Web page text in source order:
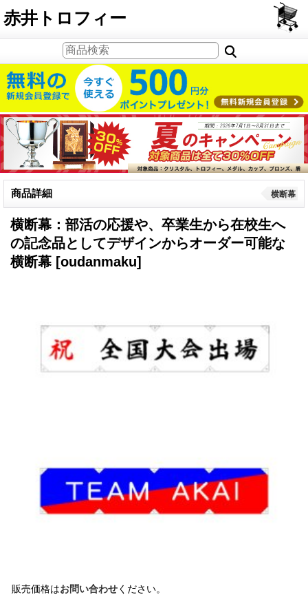
PCサイト
赤井トロフィー
商品詳細 横断幕
横断幕：部活の応援や、卒業生から在校生へ
の記念品としてデザインからオーダー可能な
横断幕 [oudanmaku]
販売価格はお問い合わせください。